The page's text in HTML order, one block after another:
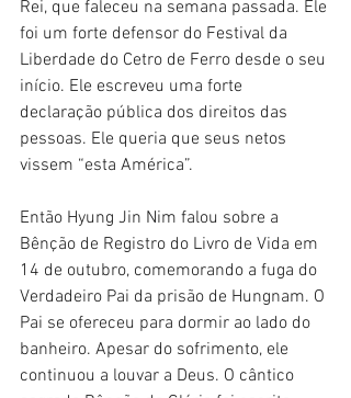
Rei, que faleceu na semana passada. Ele
foi um forte defensor do Festival da
Liberdade do Cetro de Ferro desde o seu
início. Ele escreveu uma forte
declaração pública dos direitos das
pessoas. Ele queria que seus netos
vissem “esta América”.
Então Hyung Jin Nim falou sobre a
Bênção de Registro do Livro de Vida em
14 de outubro, comemorando a fuga do
Verdadeiro Pai da prisão de Hungnam. O
Pai se ofereceu para dormir ao lado do
banheiro. Apesar do sofrimento, ele
continuou a louvar a Deus. O cântico